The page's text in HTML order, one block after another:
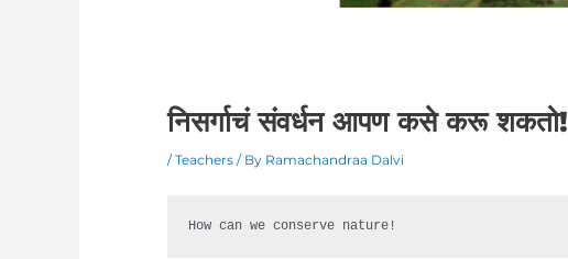
निसर्गाचं संवर्धन आपण कसे करू शकतो!
/Teachers / By Ramachandraa Dalvi
How can we conserve nature!